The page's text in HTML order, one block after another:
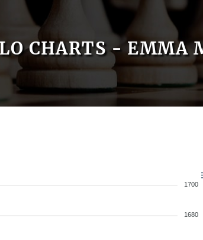
CHARTS - EMMA
1700
1680